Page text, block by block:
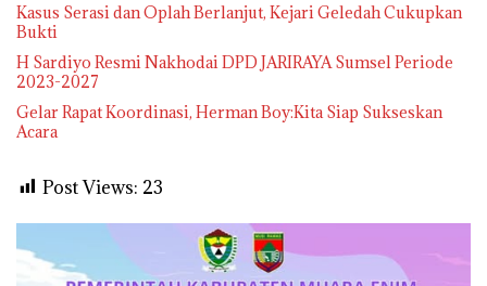
Kasus Serasi dan Oplah Berlanjut, Kejari Geledah Cukupkan
Bukti
H Sardiyo Resmi Nakhodai DPD JARIRAYA Sumsel Periode
2023-2027
Gelar Rapat Koordinasi, Herman Boy:Kita Siap Sukseskan
Acara
Post Views: 23